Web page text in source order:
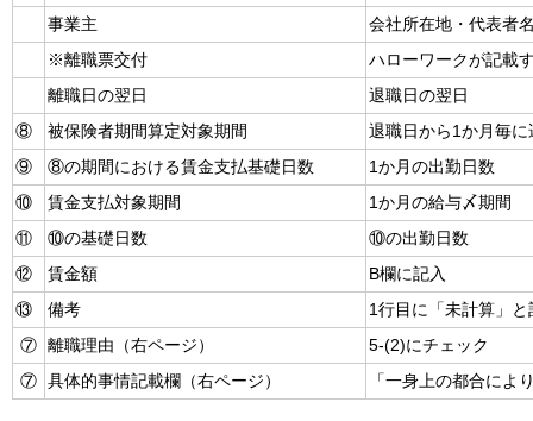
事業主
会社所在地・代表者
※離職票交付
ハローワークが記載
離職日の翌日
退職日の翌日
⑧
被保険者期間算定対象期間
退職日から1か月毎
⑨
⑧の期間における賃金支払基礎日数
1か月の出勤日数
⑩
賃金支払対象期間
1か月の給与〆期間
⑪
⑩の基礎日数
⑩の出勤日数
⑫
賃金額
B欄に記入
⑬
備考
1行目に「未計算」と
⑦ 離職理由（右ページ）
5-(2)にチェック
⑦ 具体的事情記載欄（右ページ） 「一身上の都合によ